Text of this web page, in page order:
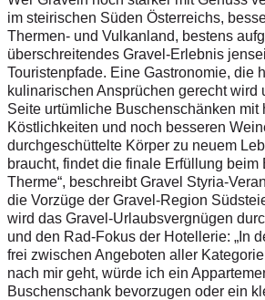
im steirischen Süden Österreichs,
Thermen- und Vulkanland, bestens
überschreitendes Gravel-Erlebnis
Touristenpfade. Eine Gastronomie, die
kulinarischen Ansprüchen gerecht wird
Seite urtümliche Buschenschänken mit
Köstlichkeiten und noch besseren
durchgeschüttelte Körper zu neuem
braucht, findet die finale Erfüllung beim
Therme“, beschreibt Gravel Styria-
die Vorzüge der Gravel-Region
wird das Gravel-Urlaubsvergnügen
und den Rad-Fokus der Hotellerie: „In
frei zwischen Angeboten aller
nach mir geht, würde ich ein
Buschenschank bevorzugen oder ein